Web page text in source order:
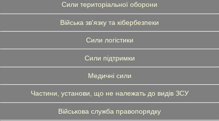
Сили територіальної оборони
Війська зв'язку та кібербезпеки
Сили логістики
Сили підтримки
Медичні сили
Частини, установи, що не належать до видів ЗСУ
Військова служба правопорядку